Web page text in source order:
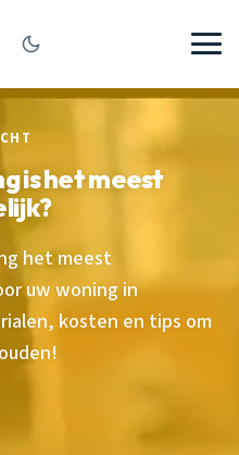
is het meest
het meest
uw woning in
kosten en tips om